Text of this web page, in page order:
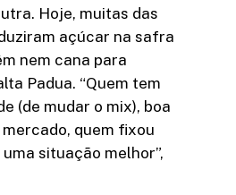
Hoje, muitas das
açúcar na safra
nem cana para
Padua. “Quem tem
(de mudar o mix), boa
quem fixou
situação melhor”,